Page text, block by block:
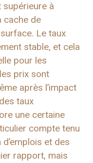
supérieure à
cache de
Le taux
stable, et cela
pour les
prix sont
après l’impact
taux
une certaine
compte tenu
et des
rapport, mais